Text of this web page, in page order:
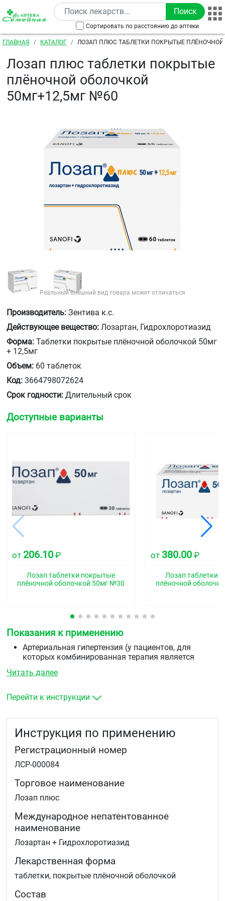
Перейти к основному содержанию
Сортировать по расстоянию до аптеки
Строка навигации
ГЛАВНАЯ КАТАЛОГ
ЛОЗАП ПЛЮС ТАБЛЕТКИ ПОКРЫТЫЕ
Лозап плюс таблетки покрытые
плёночной оболочкой
50мг+12,5мг №60
Реальный внешний вид товара может отличаться
Производитель: Зентива к.с.
Действующее вещество: Лозартан, Гидрохлоротиазид
Форма: Таблетки покрытые плёночной оболочкой 50мг
+ 12,5мг
Объем: 60 таблеток
Код: 3664798072624
Срок годности: Длительный срок
Доступные варианты
от 206.10 ₽
Лозап таблетки покрытые
плёночной оболочкой 50мг №30
от 380.00 ₽
Лозап таблетки
плёночной
Показания к применению
Артериальная гипертензия (у пациентов, для
которых комбинированная терапия является
Снижение риска сердечно-сосудистых заболеваний
гипертензией и гипертрофией левого желудочка.
Читать далее
Перейти к инструкции
Инструкция по применению
Регистрационный номер
ЛСР-000084
Торговое наименование
Лозап плюс
Международное непатентованное
наименование
Лозартан + Гидрохлоротиазид
Лекарственная форма
таблетки, покрытые плёночной оболочкой
Состав